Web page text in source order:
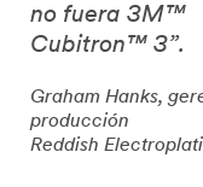
no fuera 3M™
Cubitron™ 3”.
Graham Hanks,
producción
Reddish